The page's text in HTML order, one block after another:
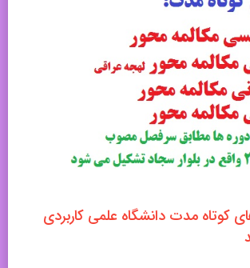
کوتاه مدت دانشگاه علمی کاربردی